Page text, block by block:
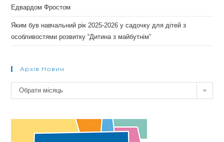
Едвардом Фростом
Яким був навчальний рік 2025-2026 у садочку для дітей з
особливостями розвитку “Дитина з майбутнім”
Архів Новин
Архів
новин
Обрати місяць